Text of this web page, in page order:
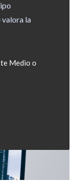
la
Medio o